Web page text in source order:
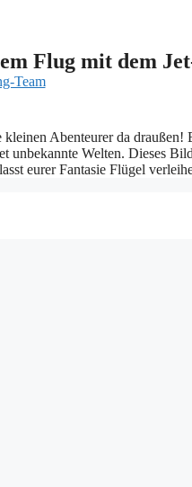
Flug mit dem
Team
Abenteurer da draußen!
Welten. Dieses
eurer Fantasie Flügel